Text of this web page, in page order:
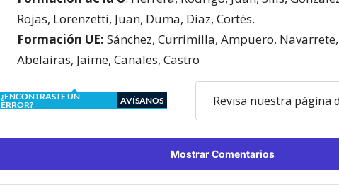
Rojas, Lorenzetti, Juan, Duma, Díaz, Cortés.
Formación UE: Sánchez, Currimilla, Ampuero,
Abelairas, Jaime, Canales, Castro
¿ENCONTRASTE UN
ERROR?
AVÍSANOS Revisa nuestra página
Mostrar Comentarios